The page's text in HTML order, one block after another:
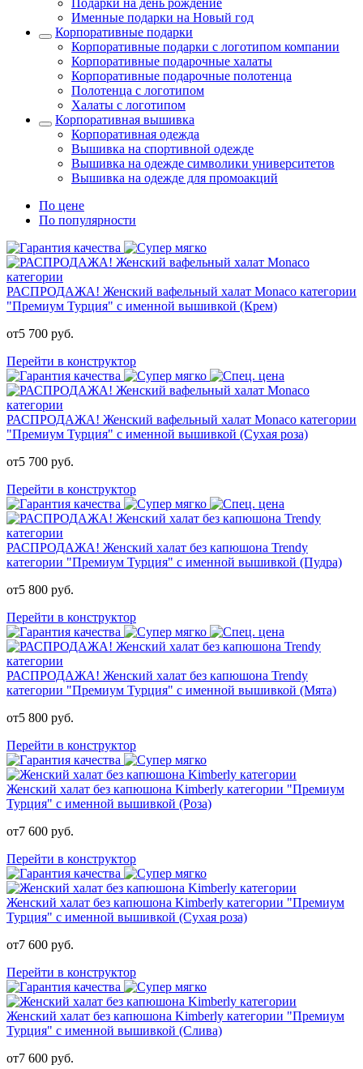
Подарки на день рождение
Именные подарки на Новый год
Корпоративные подарки
Корпоративные подарки с логотипом компании
Корпоративные подарочные халаты
Корпоративные подарочные полотенца
Полотенца с логотипом
Халаты с логотипом
Корпоративная вышивка
Корпоративная одежда
Вышивка на спортивной одежде
Вышивка на одежде символики университетов
Вышивка на одежде для промоакций
По цене
По популярности
РАСПРОДАЖА! Женский вафельный халат Monaco категории
"Премиум Турция" с именной вышивкой (Крем)
от5 700 руб.
Перейти в конструктор
РАСПРОДАЖА! Женский вафельный халат Monaco категории
"Премиум Турция" с именной вышивкой (Сухая роза)
от5 700 руб.
Перейти в конструктор
РАСПРОДАЖА! Женский халат без капюшона Trendy
категории "Премиум Турция" с именной вышивкой (Пудра)
от5 800 руб.
Перейти в конструктор
РАСПРОДАЖА! Женский халат без капюшона Trendy
категории "Премиум Турция" с именной вышивкой (Мята)
от5 800 руб.
Перейти в конструктор
Женский халат без капюшона Kimberly категории "Премиум
Турция" с именной вышивкой (Роза)
от7 600 руб.
Перейти в конструктор
Женский халат без капюшона Kimberly категории "Премиум
Турция" с именной вышивкой (Сухая роза)
от7 600 руб.
Перейти в конструктор
Женский халат без капюшона Kimberly категории "Премиум
Турция" с именной вышивкой (Слива)
от7 600 руб.